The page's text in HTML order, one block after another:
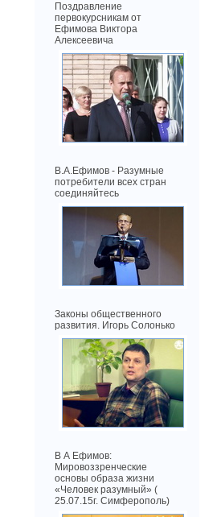
Поздравление
первокурсникам от
Ефимова Виктора
Алексеевича
В.А.Ефимов - Разумные
потребители всех стран
соединяйтесь
Законы общественного
развития. Игорь Солонько
В А Ефимов:
Мировоззренческие
основы образа жизни
«Человек разумный» (
25.07.15г. Симферополь)